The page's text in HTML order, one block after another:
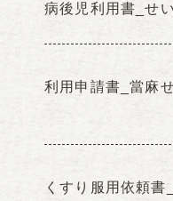
病後児利用書_せ
利用申請書_當麻
くすり服用依頼書